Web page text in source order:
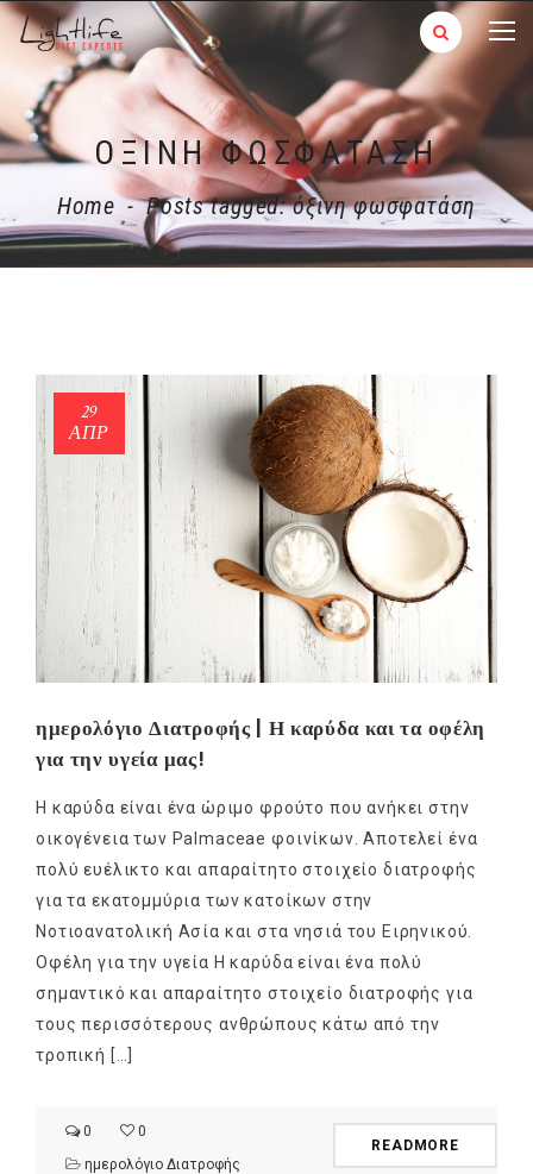
ΌΞΙΝΗ ΦΩΣΦΑΤΆΣΗ
Home - Posts tagged: όξινη φωσφατάση
29
ΑΠΡ
ημερολόγιο Διατροφής | Η καρύδα και τα οφέλη
για την υγεία μας!
Η καρύδα είναι ένα ώριμο φρούτο που ανήκει στην
οικογένεια των Palmaceae φοινίκων. Αποτελεί ένα
πολύ ευέλικτο και απαραίτητο στοιχείο διατροφής
για τα εκατομμύρια των κατοίκων στην
Νοτιοανατολική Ασία και στα νησιά του Ειρηνικού.
Οφέλη για την υγεία Η καρύδα είναι ένα πολύ
σημαντικό και απαραίτητο στοιχείο διατροφής για
τους περισσότερους ανθρώπους κάτω από την
τροπική […]
0
0
ημερολόγιο Διατροφής
READMORE